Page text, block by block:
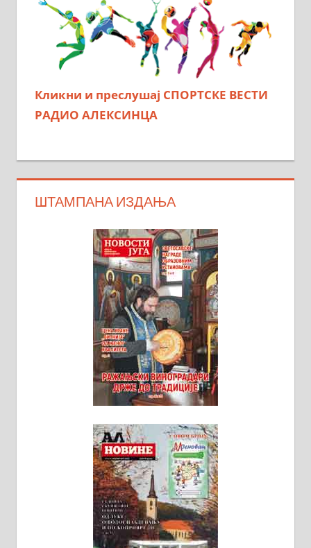
Кликни и преслушај СПОРТСКЕ ВЕСТИ
РАДИО АЛЕКСИНЦА
ШТАМПАНА ИЗДАЊА